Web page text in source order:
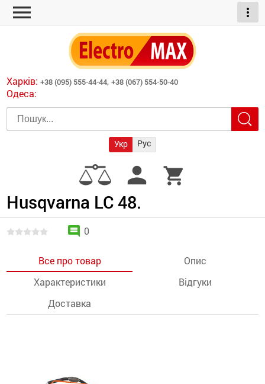
menu more_vert
Харків: +38 (095) 555-44-44, +38 (067) 554-50-40
Одеса:
Укр Рус
person shopping_cart
обігрівачі
машини
для
Husqvarna LC 48.
comment 0
Все про товар
Опис
Характеристики
Відгуки
Доставка